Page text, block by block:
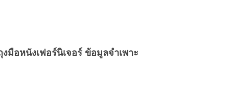
มือหนังเฟอร์นิเจอร์ ข้อมูลจำเพาะ